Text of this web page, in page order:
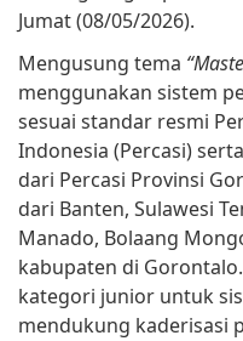
Jumat (08/05/2026).
Mengusung tema
menggunakan sistem
sesuai standar resmi
Indonesia (Percasi)
dari Percasi Provinsi
dari Banten, Sulawesi
Manado, Bolaang
kabupaten di
kategori junior untuk
mendukung kaderisasi